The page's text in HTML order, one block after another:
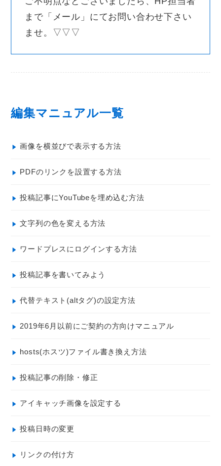
まで「メール」にてお問い合わせ下さい
ませ。▽▽▽
編集マニュアル一覧
画像を横並びで表示する方法
PDFのリンクを設置する方法
投稿記事にYouTubeを埋め込む方法
文字列の色を変える方法
ワードプレスにログインする方法
投稿記事を書いてみよう
代替テキスト(altタグ)の設定方法
2019年6月以前にご契約の方向けマニュアル
hosts(ホスツ)ファイル書き換え方法
投稿記事の削除・修正
アイキャッチ画像を設定する
投稿日時の変更
リンクの付け方